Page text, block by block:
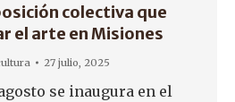
colectiva que
el arte en Misiones
27 julio, 2025
se inaugura en el